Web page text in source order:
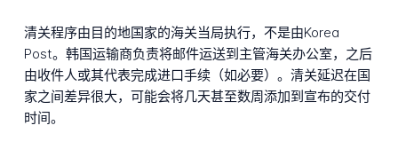
清关程序由目的地国家的海关当局执行，不是由Korea
Post。韩国运输商负责将邮件运送到主管海关办公室，之后
由收件人或其代表完成进口手续（如必要）。清关延迟在国
家之间差异很大，可能会将几天甚至数周添加到宣布的交付
时间。